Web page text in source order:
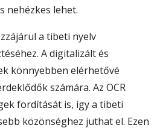
nehézkes lehet.
a tibeti nyelv
A digitalizált és
könnyebben elérhetővé
számára. Az OCR
fordítását is, így a tibeti
közönséghez juthat el. Ezen